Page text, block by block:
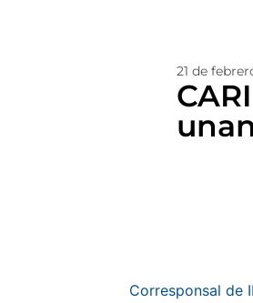
21 de
Corresponsal de